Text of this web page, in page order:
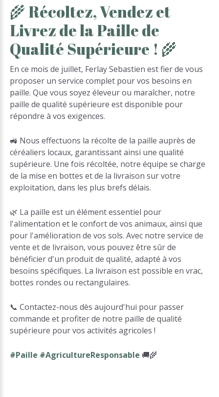
🌾 Récoltez,Vendezet
LivrezdelaPaillede
Qualité Supérieure ! 🌾
En ce mois de juillet, Ferlay Sebastien est fier de vous
proposer un service complet pour vos besoins en
paille. Que vous soyez éleveur ou maraîcher, notre
paille de qualité supérieure est disponible pour
répondre à vos exigences.
🚜 Nous effectuons la récolte de la paille auprès de
céréaliers locaux, garantissant ainsi une qualité
supérieure. Une fois récoltée, notre équipe se charge
de la mise en bottes et de la livraison sur votre
exploitation, dans les plus brefs délais.
🌿 La paille est un élément essentiel pour
l'alimentation et le confort de vos animaux, ainsi que
pour l'amélioration de vos sols. Avec notre service de
vente et de livraison, vous pouvez être sûr de
bénéficier d'un produit de qualité, adapté à vos
besoins spécifiques. La livraison est possible en vrac,
bottes rondes ou rectangulaires.
📞 Contactez-nous dès aujourd'hui pour passer
commande et profiter de notre paille de qualité
supérieure pour vos activités agricoles !
#Paille #AgricultureResponsable 🚚🌾